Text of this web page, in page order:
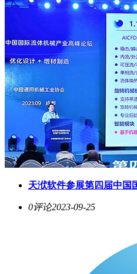
天洑软件参展第四届中国
0评论2023-09-25